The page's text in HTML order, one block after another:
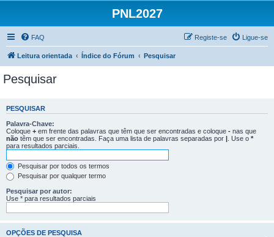
PNL2027
FAQ Ligue-se
Registe-se
Leitura orientada Índice do Fórum Pesquisar
Pesquisar
PESQUISAR
Palavra-Chave:
Coloque + em frente das palavras que têm que ser encontradas e coloque - nas que
não têm que ser encontradas. Faça uma lista de palavras separadas por | . Use o *
para resultados parciais.
Pesquisar por todos os termos
Pesquisar por qualquer termo
Pesquisar por autor:
Use * para resultados parciais
OPÇÕES DE PESQUISA